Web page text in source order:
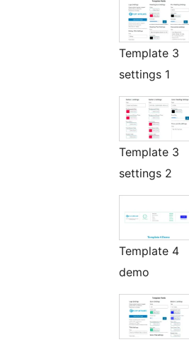
Template 3
settings 1
Template 3
settings 2
Template 4
demo